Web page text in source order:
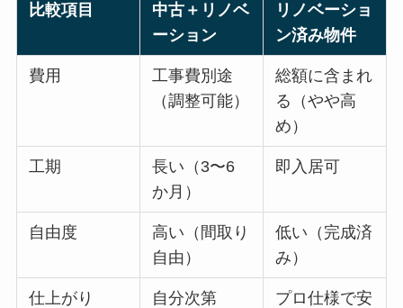
比較項目
中古＋リノベ
ーション
リノベーショ
ン済み物件
費用
工事費別途
（調整可能）
総額に含まれ
る（やや高
め）
工期
長い（3〜6
か月）
即入居可
自由度
高い（間取り
自由）
低い（完成済
み）
仕上がり 自分次第 プロ仕様で安